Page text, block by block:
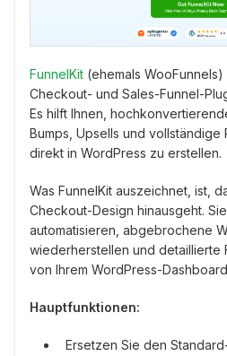
FunnelKit (ehemals
Checkout- und Sales-Funnel-
Es hilft Ihnen,
Bumps, Upsells und vollständige
direkt in WordPress zu erstellen.
Was FunnelKit auszeichnet, ist,
Checkout-Design hinausgeht.
automatisieren, abgebrochene
wiederherstellen und detaillierte
von Ihrem WordPress-
Hauptfunktionen:
Ersetzen Sie den